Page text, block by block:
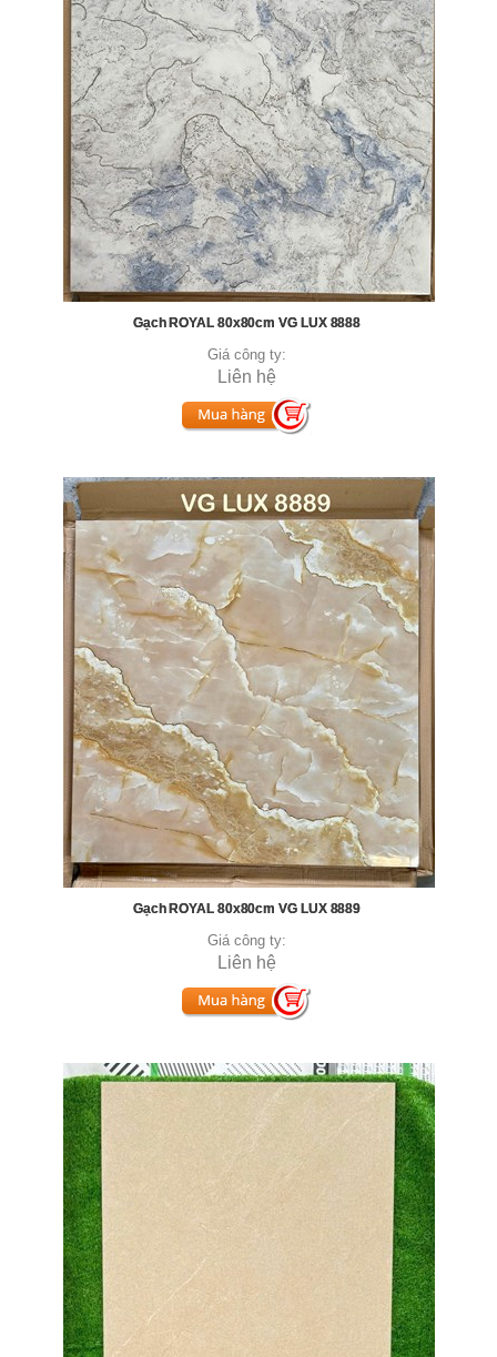
Gạch ROYAL 80x80cm VG LUX 8888
Giá công ty:
Liên hệ
Gạch ROYAL 80x80cm VG LUX 8889
Giá công ty:
Liên hệ